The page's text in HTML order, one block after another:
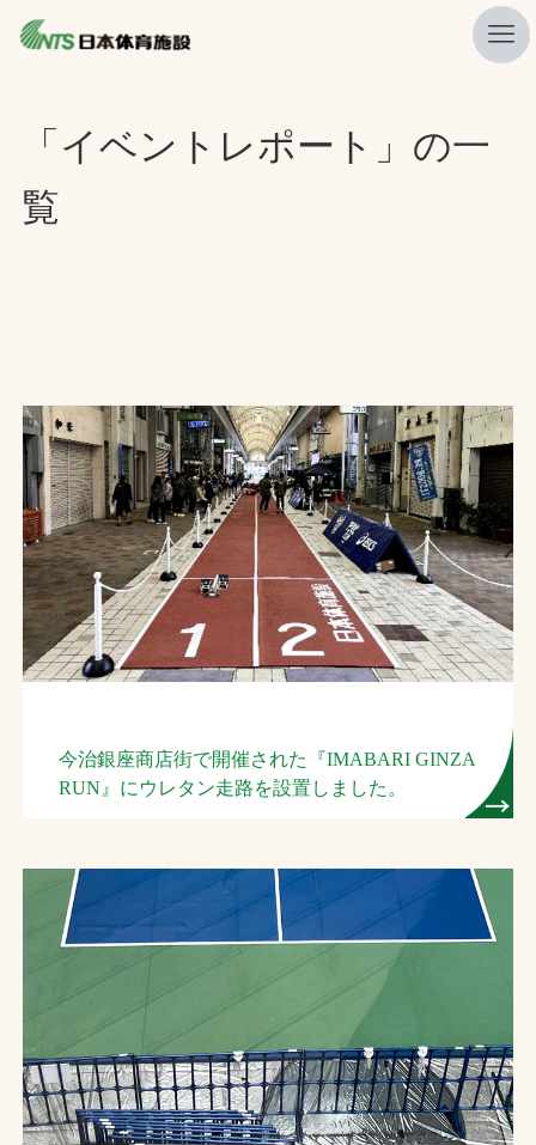
ニュース
プレスリリース
会社概要
採用情報
検索
お問合せ
お取引先の皆様へ
InstagramFacebook
YouTube
文字の見えづらさや操作にお困りの方へ
「イベントレポート」の一
覧
今治銀座商店街で開催された『IMABARI GINZA
RUN』にウレタン走路を設置しました。